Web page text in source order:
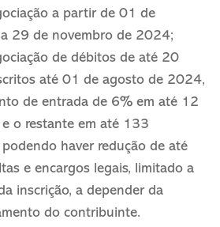
a partir de 01 de
29 de novembro de 2024;
de débitos de até 20
até 01 de agosto de 2024,
de entrada de 6% em até 12
e o restante em até 133
podendo haver redução de até
e encargos legais, limitado a
inscrição, a depender da
do contribuinte.